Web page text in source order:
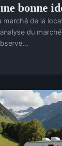
bonne
marché de la
du